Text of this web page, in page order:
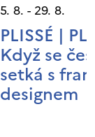
5. 8. - 29. 8.
PLISSÉ |
Když se
setká s
designem